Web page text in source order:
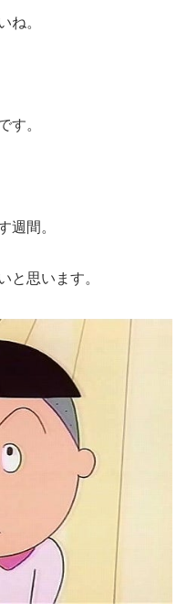
ね。
す。
週間。
と思います。